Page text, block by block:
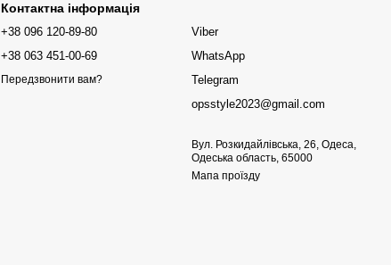
Контактна інформація
+38 096 120-89-80
+38 063 451-00-69
Передзвонити вам?
Viber
WhatsApp
Telegram
opsstyle2023@gmail.com
Вул. Розкидайлівська, 26, Одеса,
Одеська область, 65000
Мапа проїзду